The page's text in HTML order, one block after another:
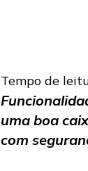
Tempo de
uma boa
com